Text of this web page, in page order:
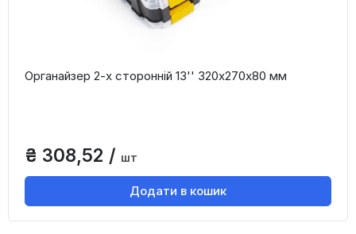
Органайзер 2-х сторонній 13'' 320х270х80 мм
₴ 308,52 / шт
Додати в кошик